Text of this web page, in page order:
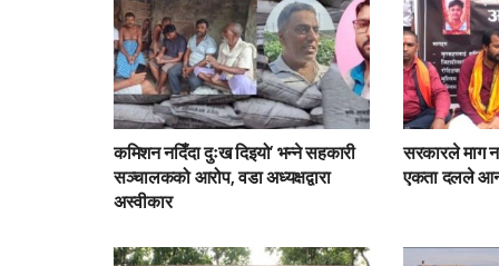
कमिशन नदिँदा दुःख दिइयो’ भन्ने सहकारी
सञ्चालकको आरोप, वडा अध्यक्षद्वारा
अस्वीकार
सरकारले माग
एकता दलले